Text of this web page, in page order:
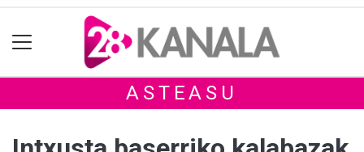
ASTEASU